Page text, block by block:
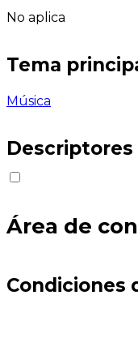
No aplica
Tema
Música
Descriptores
Área de
Condiciones